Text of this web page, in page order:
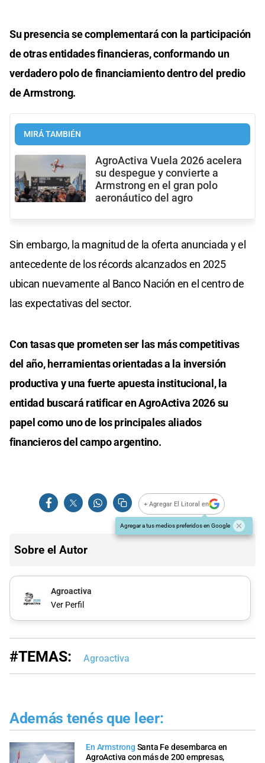
Su presencia se complementará con la participación
de otras entidades financieras, conformando un
verdadero polo de financiamiento dentro del predio
de Armstrong.
MIRÁ TAMBIÉN
AgroActiva Vuela 2026 acelera
su despegue y convierte a
Armstrong en el gran polo
aeronáutico del agro
Sin embargo, la magnitud de la oferta anunciada y el
antecedente de los récords alcanzados en 2025
ubican nuevamente al Banco Nación en el centro de
las expectativas del sector.
Con tasas que prometen ser las más competitivas
del año, herramientas orientadas a la inversión
productiva y una fuerte apuesta institucional, la
entidad buscará ratificar en AgroActiva 2026 su
papel como uno de los principales aliados
financieros del campo argentino.
+ Agregar El Litoral en
Agregar a tus medios preferidos en Google
Sobre el Autor
Agroactiva
Ver Perfil
#TEMAS: Agroactiva
Además tenés que leer:
En Armstrong Santa Fe desembarca en
AgroActiva con más de 200 empresas,